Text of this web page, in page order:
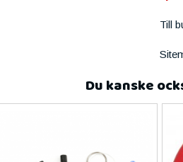
Till
Du kanske